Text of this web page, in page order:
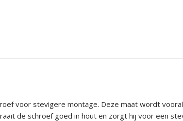
voor stevigere montage. Deze maat wordt
de schroef goed in hout en zorgt hij voor een